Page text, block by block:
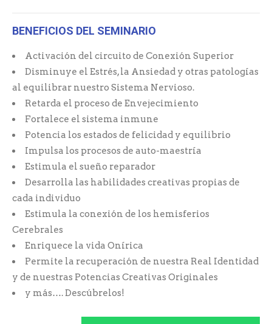
BENEFICIOS DEL SEMINARIO
Activación del circuito de Conexión Superior
Disminuye el Estrés, la Ansiedad y otras patologías
al equilibrar nuestro Sistema Nervioso.
Retarda el proceso de Envejecimiento
Fortalece el sistema inmune
Potencia los estados de felicidad y equilibrio
Impulsa los procesos de auto-maestría
Estimula el sueño reparador
Desarrolla las habilidades creativas propias de
cada individuo
Estimula la conexión de los hemisferios
Cerebrales
Enriquece la vida Onírica
Permite la recuperación de nuestra Real Identidad
y de nuestras Potencias Creativas Originales
y más…. Descúbrelos!